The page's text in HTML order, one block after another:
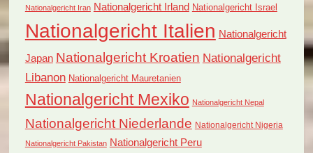
Nationalgericht Iran Nationalgericht Irland Nationalgericht Israel
Nationalgericht Italien Nationalgericht
Japan Nationalgericht Kroatien Nationalgericht
Libanon Nationalgericht Mauretanien
Nationalgericht Mexiko Nationalgericht Nepal
Nationalgericht Niederlande Nationalgericht Nigeria
Nationalgericht Pakistan Nationalgericht Peru